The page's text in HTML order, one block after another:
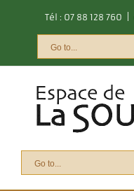
Tél : 07 88 128 760
Go to...
Go to...